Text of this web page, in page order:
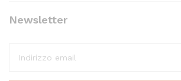
Newsletter